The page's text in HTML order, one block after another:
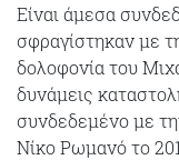
Είναι άμεσα
σφραγίστηκαν με
δολοφονία του
δυνάμεις
συνδεδεμένο με
Νίκο Ρωμανό το